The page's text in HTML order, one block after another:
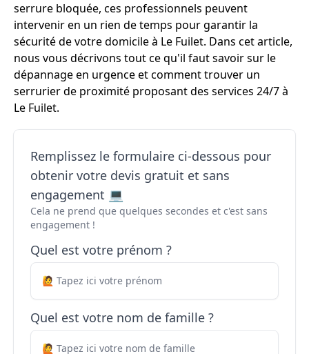
serrure bloquée, ces professionnels peuvent
intervenir en un rien de temps pour garantir la
sécurité de votre domicile à Le Fuilet. Dans cet article,
nous vous décrivons tout ce qu'il faut savoir sur le
dépannage en urgence et comment trouver un
serrurier de proximité proposant des services 24/7 à
Le Fuilet.
Remplissez le formulaire ci-dessous pour
obtenir votre devis gratuit et sans
engagement 💻
Cela ne prend que quelques secondes et c'est sans
engagement !
Quel est votre prénom ?
Quel est votre nom de famille ?